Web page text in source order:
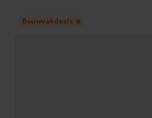
Bouwvakdeals ☀️